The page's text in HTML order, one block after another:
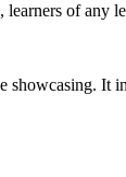
of any
showcasing.